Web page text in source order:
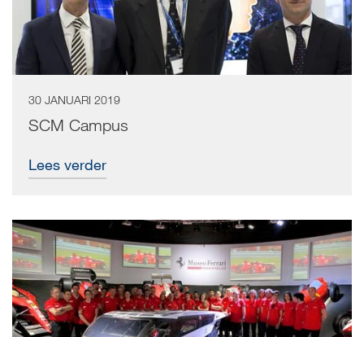
30 JANUARI 2019
SCM Campus
Lees verder